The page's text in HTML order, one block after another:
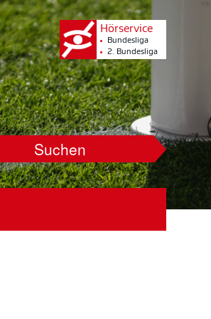
Hörservice
Bundesliga
2. Bundesliga
Suchen